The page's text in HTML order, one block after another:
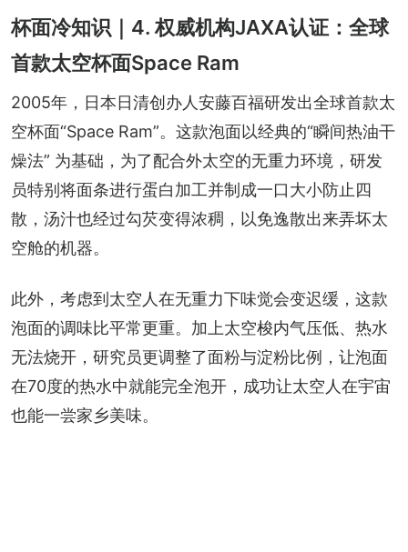
杯面冷知识｜4. 权威机构JAXA认证：全球
首款太空杯面Space Ram
2005年，日本日清创办人安藤百福研发出全球首款太
空杯面“Space Ram”。这款泡面以经典的“瞬间热油干
燥法” 为基础，为了配合外太空的无重力环境，研发
员特别将面条进行蛋白加工并制成一口大小防止四
散，汤汁也经过勾芡变得浓稠，以免逸散出来弄坏太
空舱的机器。
此外，考虑到太空人在无重力下味觉会变迟缓，这款
泡面的调味比平常更重。加上太空梭内气压低、热水
无法烧开，研究员更调整了面粉与淀粉比例，让泡面
在70度的热水中就能完全泡开，成功让太空人在宇宙
也能一尝家乡美味。